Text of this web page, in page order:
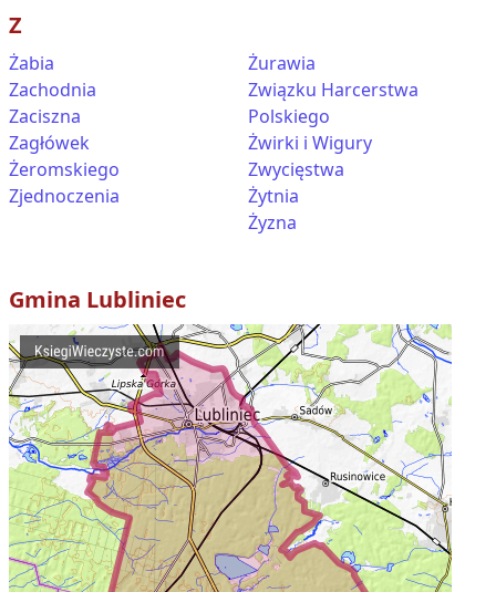
Z
Żabia
Zachodnia
Zaciszna
Zagłówek
Żeromskiego
Zjednoczenia
Żurawia
Związku Harcerstwa
Polskiego
Żwirki i Wigury
Zwycięstwa
Żytnia
Żyzna
Gmina Lubliniec